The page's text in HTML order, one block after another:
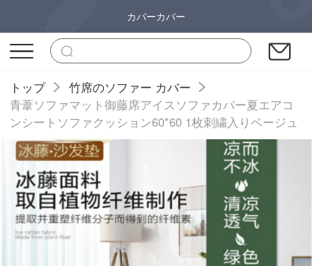
カバーカバー
トップ
竹席のソファー カバー
青葦ソファマット御藤席アイスソファカバー夏エアコ
ンシートソファクッション60*60 1枚刺繍入りベージュ